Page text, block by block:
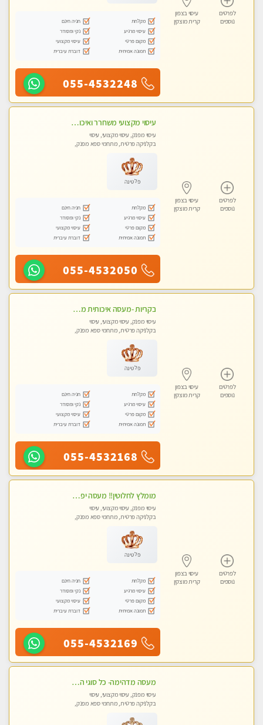
לפרטים
נוספים
עיסוי בצפון
קרית מוצקין
מקלחת
חניה חינם
עיסוי מרגיע
נקי ומסודר
מקום פרטי
עיסוי מקצועי
תמונה אמיתית
דוברת עיברית
055-4532248
לפרטים
נוספים
עיסוי בצפון
קרית מוצקין
עיסוי מקצועי משחרר ואיכותי והכי טוב בעיר - מרגיע ומפנק
עיסוי מפנק, עיסוי מקצועי, עיסוי
בקלניקה פרטית, מתחמי ספא מפנק,
פלטינה
מקלחת
חניה חינם
עיסוי מרגיע
נקי ומסודר
מקום פרטי
עיסוי מקצועי
תמונה אמיתית
דוברת עיברית
055-4532050
לפרטים
נוספים
עיסוי בצפון
קרית מוצקין
בקריות -מעסה איכותית מקצועית ומפנקת
עיסוי מפנק, עיסוי מקצועי, עיסוי
בקלניקה פרטית, מתחמי ספא מפנק,
פלטינה
מקלחת
חניה חינם
עיסוי מרגיע
נקי ומסודר
מקום פרטי
עיסוי מקצועי
תמונה אמיתית
דוברת עיברית
055-4532168
לפרטים
נוספים
עיסוי בצפון
קרית מוצקין
מומלץ לחלוטין!! מעסה יפה איכותית מקצועית ומפנקת מאוד.פרטי.מומלץ בחום.
עיסוי מפנק, עיסוי מקצועי, עיסוי
בקלניקה פרטית, מתחמי ספא מפנק,
פלטינה
מקלחת
חניה חינם
עיסוי מרגיע
נקי ומסודר
מקום פרטי
עיסוי מקצועי
תמונה אמיתית
דוברת עיברית
055-4532169
מעסה מדהימה- כל סוגי העיסויים מעסה מקצועית ואיכותית פרטי!!! לחוויה בלתי נשכחת!!
עיסוי מפנק, עיסוי מקצועי, עיסוי
בקלניקה פרטית, מתחמי ספא מפנק,